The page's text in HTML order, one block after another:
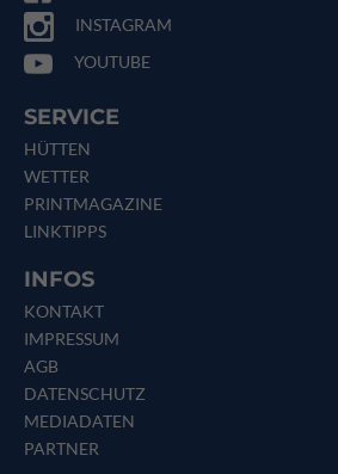
INSTAGRAM
YOUTUBE
SERVICE
HÜTTEN
WETTER
PRINTMAGAZINE
LINKTIPPS
INFOS
KONTAKT
IMPRESSUM
AGB
DATENSCHUTZ
MEDIADATEN
PARTNER